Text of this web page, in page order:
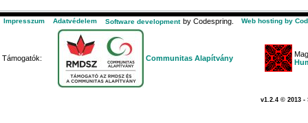
Impresszum Adatvédelem Software development by Codespring. Web hosting by
Támogatók: Communitas Alapítvány
v1.2.4 © 2013